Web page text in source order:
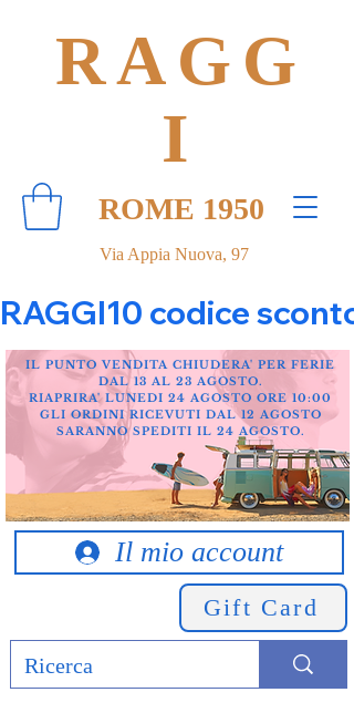
Via Appia Nuova, 97
RAGG
I
ROME 1950
RAGGI10 codice
Il mio account
Gift Card
IL PUNTO VENDITA CHIUDERA' PER FERIE
DAL 13 AL 23 AGOSTO.
RIAPRIRA' LUNEDI 24 AGOSTO ORE 10:00
GLI ORDINI RICEVUTI DAL 12 AGOSTO
SARANNO SPEDITI IL 24 AGOSTO.